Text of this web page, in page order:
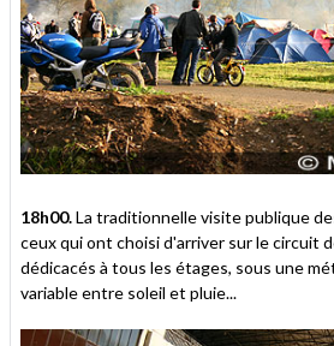
18h00.La traditionnelle visite publique
ceux qui ont choisi d'arriver sur le circuit
dédicacés à tous les étages, sous une
variable entre soleil et pluie...